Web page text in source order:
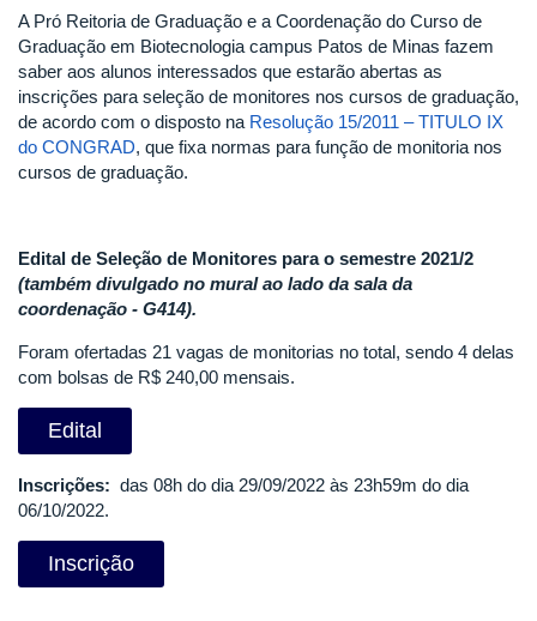
2024
DO
CONSELHO
INSTITUTO
DE
BIOTECNOLOGIA
DA
DE
UBERLÂNDIA
A Pró Reitoria de Graduação e a Coordenação do Curso de
Graduação em Biotecnologia campus Patos de Minas fazem
saber aos alunos interessados que estarão abertas as
inscrições para seleção de monitores nos cursos de graduação,
de acordo com o disposto na Resolução 15/2011 – TITULO IX
do CONGRAD, que fixa normas para função de monitoria nos
cursos de graduação.
Edital de Seleção de Monitores para o semestre 2021/2
(também divulgado no mural ao lado da sala da
coordenação - G414).
Foram ofertadas 21 vagas de monitorias no total, sendo 4 delas
com bolsas de R$ 240,00 mensais.
Edital
Inscrições: das 08h do dia 29/09/2022 às 23h59m do dia
06/10/2022.
Inscrição